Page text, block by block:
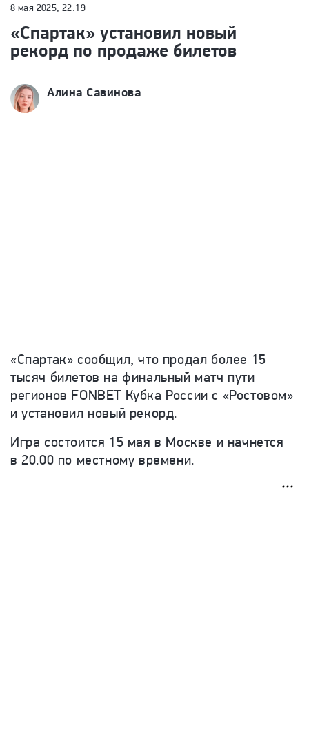
8 мая 2025, 22:19
«Спартак» установил новый
рекорд по продаже билетов
Алина Савинова
«Спартак» сообщил, что продал более 15
тысяч билетов на финальный матч пути
регионов FONBET Кубка России с «Ростовом»
и установил новый рекорд.
Игра состоится 15 мая в Москве и начнется
в 20.00 по местному времени.